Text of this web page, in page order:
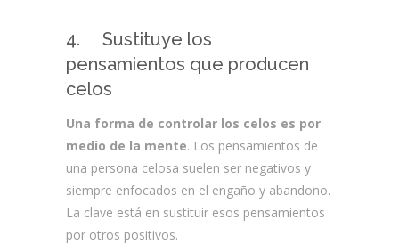
4. Sustituye los
pensamientos que producen
celos
Una forma de controlar los celos es por
medio de la mente. Los pensamientos de
una persona celosa suelen ser negativos y
siempre enfocados en el engaño y abandono.
La clave está en sustituir esos pensamientos
por otros positivos.